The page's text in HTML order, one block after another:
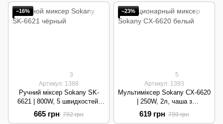
−16%
3
Артикул: 1388
Ручний міксер Sokany SK-
6621 | 800W, 5 швидкостей,
Turbo режим | Silver
665 грн 792 грн
−23%
5
Артикул: 1393
Мультиміксер Sokany CX-6620
| 250W, 2л, чаша з
нержавіючої сталі | White
619 грн 799 грн